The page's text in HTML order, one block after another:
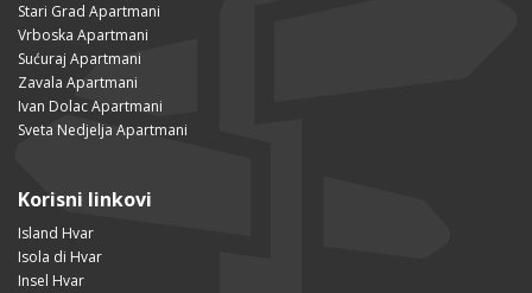
Stari Grad Apartmani
Vrboska Apartmani
Sućuraj Apartmani
Zavala Apartmani
Ivan Dolac Apartmani
Sveta Nedjelja Apartmani
Korisni linkovi
Island Hvar
Isola di Hvar
Insel Hvar